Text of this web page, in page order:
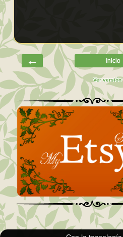
← Inicio
Ver versión